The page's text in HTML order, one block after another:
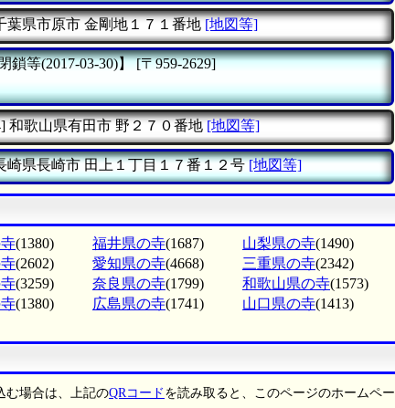
葉県市原市 金剛地１７１番地 [地図等]
鎖等(2017-03-30)】 [〒959-2629]
和歌山県有田市 野２７０番地 [地図等]
崎県長崎市田上１丁目１７番１２号 [地図等]
(1380) 福井県の寺(1687) 山梨県の寺(1490)
(2602) 愛知県の寺(4668) 三重県の寺(2342)
(3259) 奈良県の寺(1799) 和歌山県の寺(1573)
(1380) 広島県の寺(1741) 山口県の寺(1413)
む場合は、上記のQRコード を読み取ると、このページのホームペー